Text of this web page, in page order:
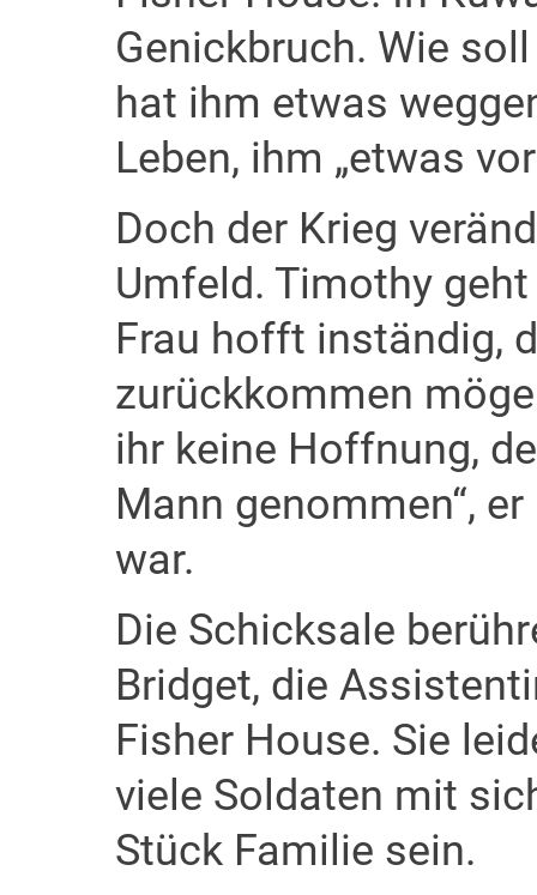
Genickbruch. Wie
hat ihm etwas
Leben, ihm „etwas
Doch der Krieg
Umfeld. Timothy
Frau hofft inständig,
zurückkommen
ihr keine Hoffnung,
Mann genommen“,
war.
Die Schicksale
Bridget, die
Fisher House. Sie
viele Soldaten mit
Stück Familie sein.